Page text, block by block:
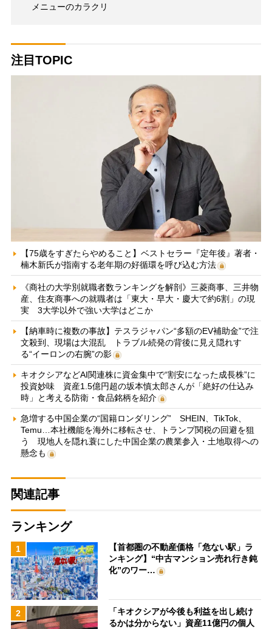
メニューのカラクリ
注目TOPIC
【75歳をすぎたらやめること】ベストセラー『定年後』著者・
楠木新氏が指南する老年期の好循環を呼び込む方法
《商社の大学別就職者数ランキングを解剖》三菱商事、三井物
産、住友商事への就職者は「東大・早大・慶大で約6割」の現
実 3大学以外で強い大学はどこか
【納車時に複数の事故】テスラジャパン“多額のEV補助金”で注
文殺到、現場は大混乱 トラブル続発の背後に見え隠れす
る“イーロンの右腕”の影
キオクシアなどAI関連株に資金集中で“割安になった成長株”に
投資妙味 資産1.5億円超の坂本慎太郎さんが「絶好の仕込み
時」と考える防衛・食品銘柄を紹介
急増する中国企業の“国籍ロンダリング” SHEIN、TikTok、
Temu…本社機能を海外に移転させ、トランプ関税の回避を狙
う 現地人を隠れ蓑にした中国企業の農業参入・土地取得への
懸念も
関連記事
ランキング
1
【首都圏の不動産価格「危ない駅」ラ
ンキング】“中古マンション売れ行き鈍
化”のワー…
2
「キオクシアが今後も利益を出し続け
るかは分からない」資産11億円の個人